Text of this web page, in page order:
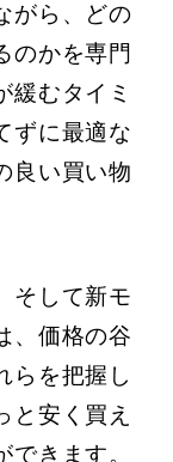
がら、どの
のかを専門
緩むタイミ
ずに最適な
良い買い物
そして新モ
、価格の谷
らを把握し
と安く買え
きます。